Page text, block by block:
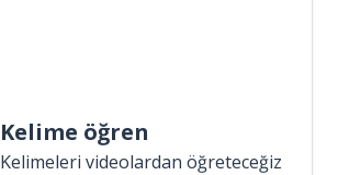
Kelime öğren
Kelimeleri videolardan öğreteceğiz